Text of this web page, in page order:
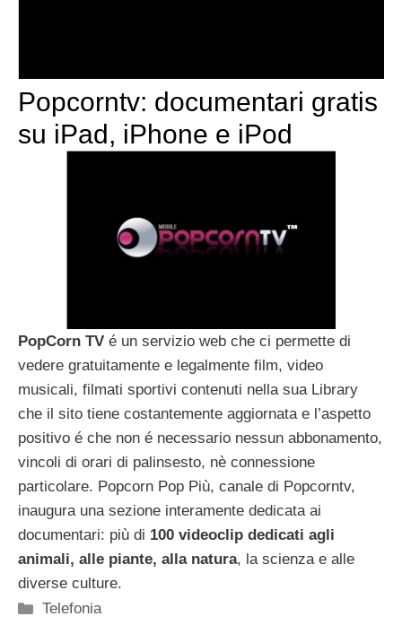
Popcorntv: documentari gratis
su iPad, iPhone e iPod
PopCorn TV é un servizio web che ci permette di
vedere gratuitamente e legalmente film, video
musicali, filmati sportivi contenuti nella sua Library
che il sito tiene costantemente aggiornata e l’aspetto
positivo é che non é necessario nessun abbonamento,
vincoli di orari di palinsesto, nè connessione
particolare. Popcorn Pop Più, canale di Popcorntv,
inaugura una sezione interamente dedicata ai
documentari: più di 100 videoclip dedicati agli
animali, alle piante, alla natura, la scienza e alle
diverse culture.
Categorie
Telefonia